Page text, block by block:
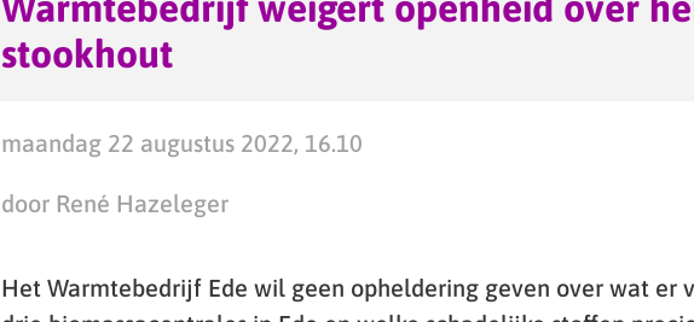
stookhout
maandag 22 augustus 2022, 16.10
door René Hazeleger
Het Warmtebedrijf Ede wil geen opheldering geven over wat er